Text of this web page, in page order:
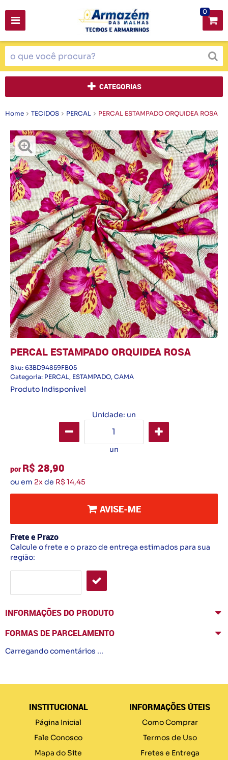
0
CATEGORIAS
Home TECIDOS PERCAL PERCAL ESTAMPADO ORQUIDEA ROSA
PERCAL ESTAMPADO ORQUIDEA ROSA
Sku: 63BD94859FB05
Categoria: PERCAL, ESTAMPADO, CAMA
Produto Indisponível
Unidade: un
un
por R$ 28,90
ou em 2xde R$ 14,45
AVISE-ME
Frete e Prazo
Calcule o frete e o prazo de entrega estimados para sua
região:
INFORMAÇÕES DO PRODUTO
FORMAS DE PARCELAMENTO
Carregando comentários ...
INSTITUCIONAL
Página Inicial
Fale Conosco
Mapa do Site
INFORMAÇÕES ÚTEIS
Como Comprar
Termos de Uso
Fretes e Entrega